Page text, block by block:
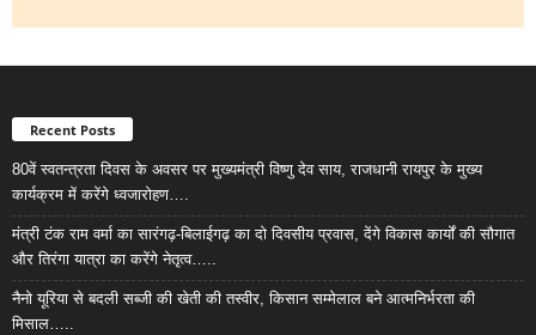
Recent Posts
80वें स्वतन्त्रता दिवस के अवसर पर मुख्यमंत्री विष्णु देव साय, राजधानी रायपुर के मुख्य
कार्यक्रम में करेंगे ध्वजारोहण….
मंत्री टंक राम वर्मा का सारंगढ़-बिलाईगढ़ का दो दिवसीय प्रवास, देंगे विकास कार्यों की सौगात
और तिरंगा यात्रा का करेंगे नेतृत्व…..
नैनो यूरिया से बदली सब्जी की खेती की तस्वीर, किसान सम्मेलाल बने आत्मनिर्भरता की
मिसाल…..